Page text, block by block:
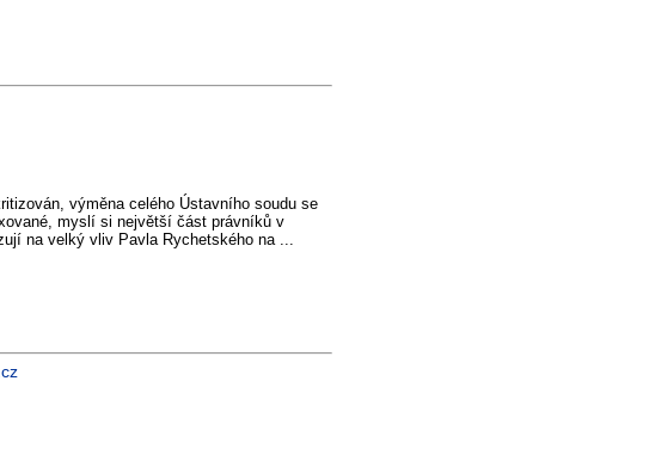
výměna celého Ústavního soudu se
myslí si největší část právníků v
na velký vliv Pavla Rychetského na ...